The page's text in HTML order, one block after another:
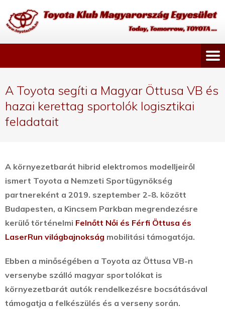
A Toyota segíti a Magyar Öttusa VB és
hazai kerettag sportolók logisztikai
feladatait
A környezetbarát hibrid elektromos modelljeiről
ismert Toyota a Nemzeti Sportügynökség
partnereként a 2019. szeptember 2-8. között
Budapesten, a Kincsem Parkban megrendezésre
kerülő történelmi Felnőtt Női és Férfi Öttusa és
LaserRun világbajnokság mobilitási támogatója.
Ebben a minőségében a Toyota az Öttusa VB-n
versenybe szálló magyar sportolókat is
környezetbarát autók rendelkezésre bocsátásával
támogatja a felkészülés és a verseny során.